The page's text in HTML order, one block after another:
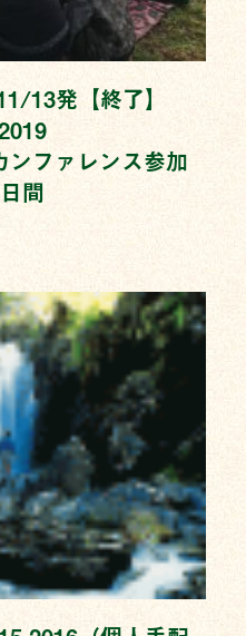
13発【終了】
ンファレンス参加
間